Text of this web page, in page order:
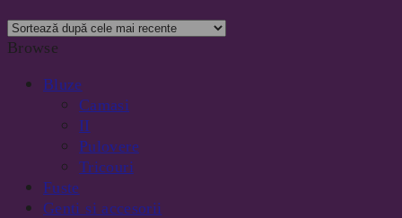
Browse
Bluze
Camasi
II
Pulovere
Tricouri
Fuste
Genti si accesorii